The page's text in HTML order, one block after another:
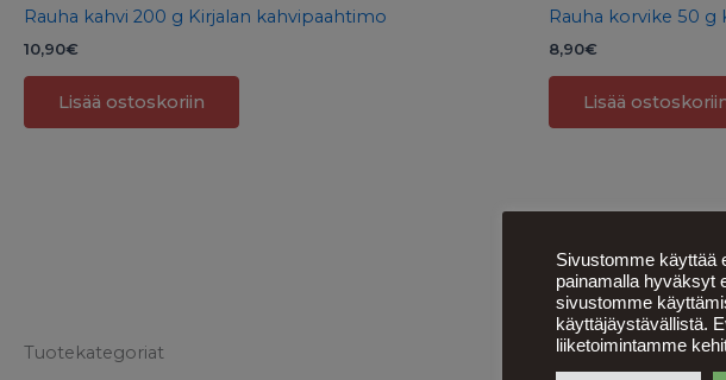
Tuotekategoriat
Rauha kahvi 200 g Kirjalan kahvipaahtimo
10,90€
Lisää ostoskoriin
Rauha korvike 50 g
8,90€
Lisää
Sivustomme käyttää
painamalla hyväksyt
sivustomme
käyttäjäystävällistä.
liiketoimintamme